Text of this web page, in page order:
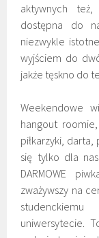
aktywnych
dostępna do
niezwykle
wyjściem do
jakże tęskno do
Weekendowe
hangout
piłkarzyki,
się tylko dla
DARMOWE
zważywszy na
uniwersytecie.